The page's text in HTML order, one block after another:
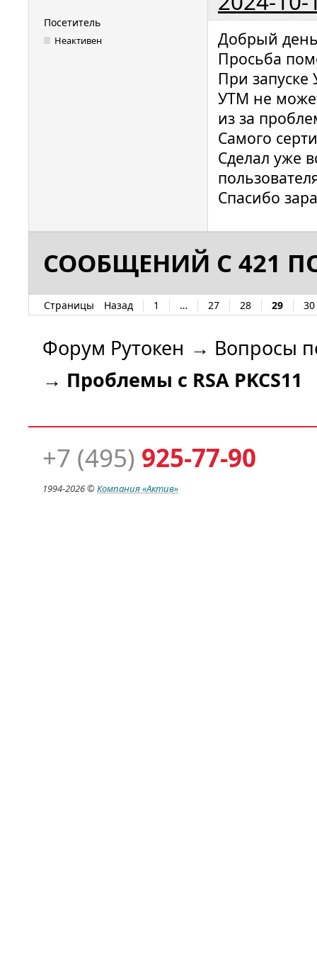
Посетитель
Неактивен
Добрый
Просьба
При
УТМ не
из за
Самого
Сделал уже
Спасибо
СООБЩЕНИЙ С 421
Страницы Назад 1 … 27 28 29 30
Форум Рутокен → Вопросы
→ Проблемы с RSA PKCS11
+7 (495) 925-77-90
1994-2026 ©Компания«Актив»